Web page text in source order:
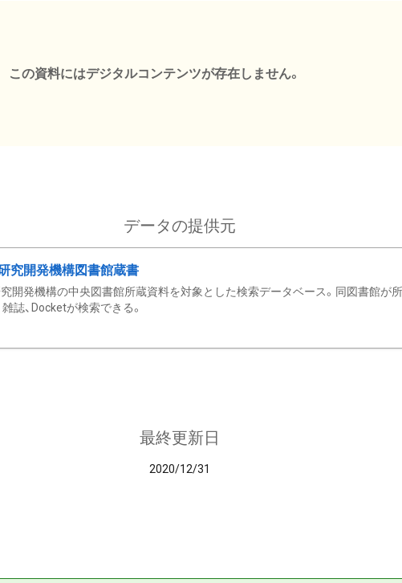
この資料にはデジタルコンテンツが存在しません。
データの提供元
究開発機構図書館蔵書
開発機構の中央図書館所蔵資料を対象とした検索データベース。同図書館が
雑誌、Docketが検索できる。
最終更新日
2020/12/31